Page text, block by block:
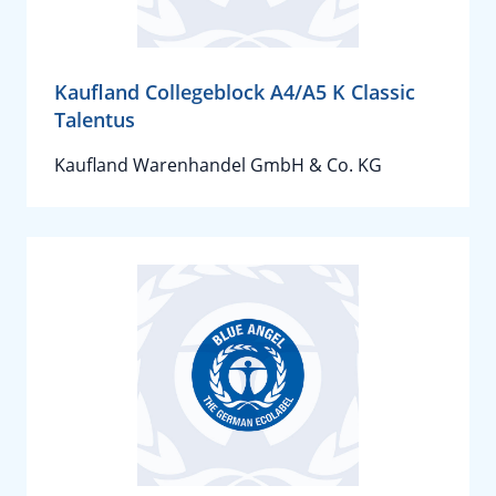
Kaufland Collegeblock A4/A5 K Classic
Talentus
Kaufland Warenhandel GmbH & Co. KG